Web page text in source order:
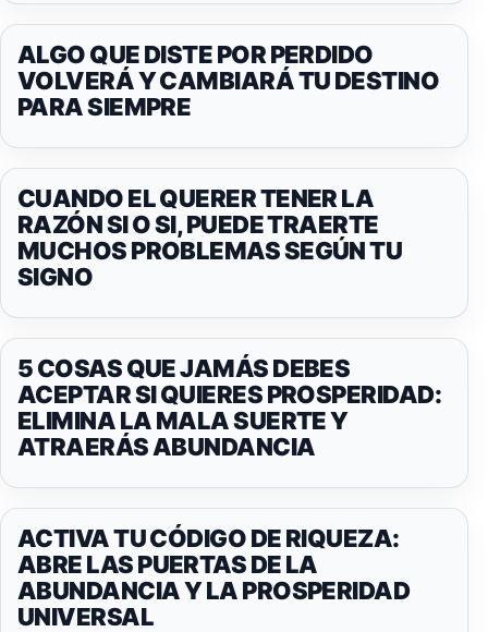
ALGO QUE DISTE POR PERDIDO
VOLVERÁ Y CAMBIARÁ TU DESTINO
PARA SIEMPRE
CUANDO EL QUERER TENER LA
RAZÓN SI O SI, PUEDE TRAERTE
MUCHOS PROBLEMAS SEGÚN TU
SIGNO
5 COSAS QUE JAMÁS DEBES
ACEPTAR SI QUIERES PROSPERIDAD:
ELIMINA LA MALA SUERTE Y
ATRAERÁS ABUNDANCIA
ACTIVA TU CÓDIGO DE RIQUEZA:
ABRE LAS PUERTAS DE LA
ABUNDANCIA Y LA PROSPERIDAD
UNIVERSAL